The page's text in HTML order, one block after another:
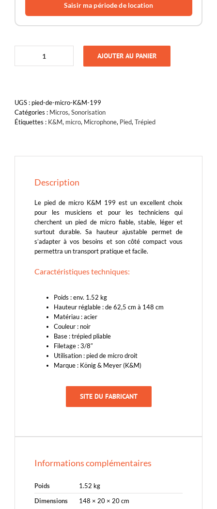
Saisir ma période de location
quantité
Pied
de
micro
AJOUTER AU PANIER
UGS : pied-de-micro-K&M-199
Catégories : Micros, Sonorisation
Étiquettes : K&M, micro, Microphone, Pied, Trépied
Description
Le pied de micro K&M 199 est un excellent choix
pour les musiciens et pour les techniciens qui
cherchent un pied de micro fiable, stable, léger et
surtout durable. Sa hauteur ajustable permet de
s’adapter à vos besoins et son côté compact vous
permettra un transport pratique et facile.
Caractéristiques techniques:
Poids : env. 1.52 kg
Hauteur réglable : de 62,5 cm à 148 cm
Matériau : acier
Couleur : noir
Base : trépied pliable
Filetage : 3/8″
Utilisation : pied de micro droit
Marque : König & Meyer (K&M)
SITE DU FABRICANT
Informations complémentaires
Poids
1.52 kg
Dimensions
148 × 20 × 20 cm